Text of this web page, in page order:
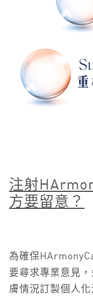
注射
方要留意？
為確保
要尋求專業意見
膚情況訂製個人